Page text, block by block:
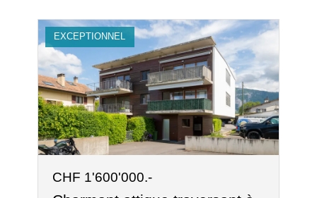
EXCEPTIONNEL
CHF 1'600'000.-